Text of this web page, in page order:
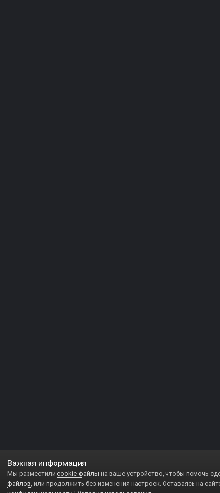
Важная информация
Мы разместили cookie-файлы на ваше устройство, чтобы помочь
файлов, или продолжить без изменения настроек. Оставаясь на